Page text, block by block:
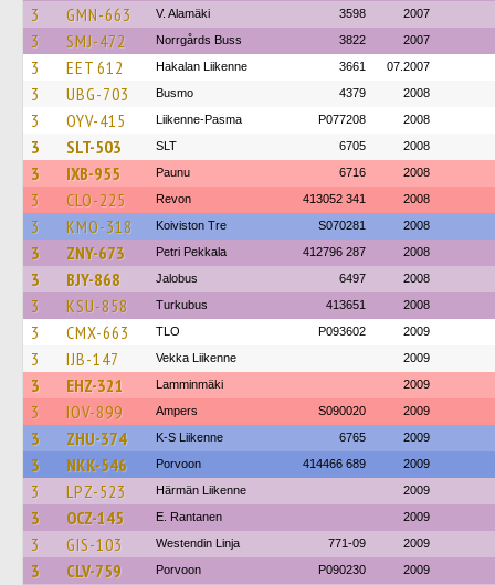
3 GMN-663 V. Alamäki 3598 2007
3 SMJ-472 Norrgårds Buss 3822 2007
3 EET 612 Hakalan Liikenne 3661 07.2007
3 UBG-703 Busmo 4379 2008
3 OYV-415 Liikenne-Pasma P077208 2008
3 SLT-503 SLT 6705 2008
3 IXB-955 Paunu 6716 2008
3 CLO-225 Revon 413052 341 2008
3 KMO-318 Koiviston Tre S070281 2008
3 ZNY-673 Petri Pekkala 412796 287 2008
3 BJY-868 Jalobus 6497 2008
3 KSU-858 Turkubus 413651 2008
3 CMX-663 TLO P093602 2009
3 IJB-147 Vekka Liikenne 2009
3 EHZ-321 Lamminmäki 2009
3 IOV-899 Ampers S090020 2009
3 ZHU-374 K-S Liikenne 6765 2009
3 NKK-546 Porvoon 414466 689 2009
3 LPZ-523 Härmän Liikenne 2009
3 OCZ-145 E. Rantanen 2009
3 GIS-103 Westendin Linja 771-09 2009
3 CLV-759 Porvoon P090230 2009